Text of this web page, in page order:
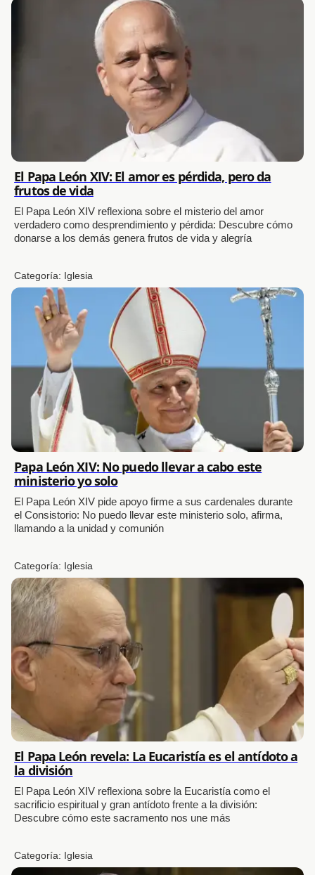
El Papa León XIV: El amor es pérdida, pero da
frutos de vida
El Papa León XIV reflexiona sobre el misterio del amor
verdadero como desprendimiento y pérdida: Descubre cómo
donarse a los demás genera frutos de vida y alegría
Categoría: Iglesia
Papa León XIV: No puedo llevar a cabo este
ministerio yo solo
El Papa León XIV pide apoyo firme a sus cardenales durante
el Consistorio: No puedo llevar este ministerio solo, afirma,
llamando a la unidad y comunión
Categoría: Iglesia
El Papa León revela: La Eucaristía es el antídoto a
la división
El Papa León XIV reflexiona sobre la Eucaristía como el
sacrificio espiritual y gran antídoto frente a la división:
Descubre cómo este sacramento nos une más
Categoría: Iglesia